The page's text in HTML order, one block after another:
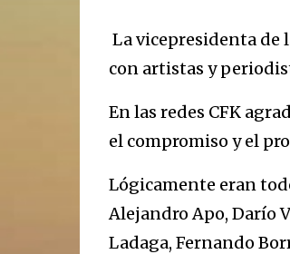
La vicepresidenta de
con artistas y
En las redes CFK
el compromiso y el
Lógicamente eran
Alejandro Apo, Darío
Ladaga, Fernando